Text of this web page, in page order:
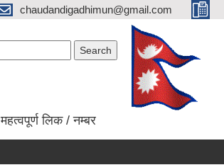
chaudandigadhimun@gmail.com
महत्वपूर्ण लिक / नम्बर